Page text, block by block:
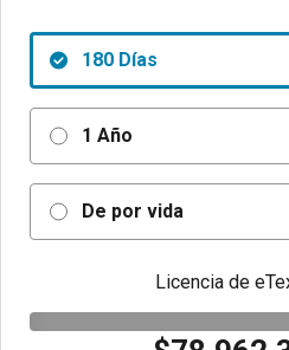
180 Días
1 Año
De por vida
Licencia de